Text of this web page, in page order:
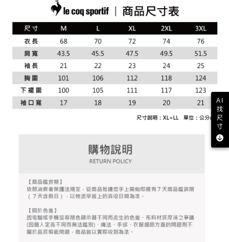
2.透過簡訊連結打開帳單後，可選擇「超商條碼／台灣大直營門市／銀行轉
帳／街口支付／iPASS MONEY」等通路繳費。
【注意事項】
1.本服務係由「台灣大哥大股份有限公司」（以下簡稱本公司）所提供，讓
用戶於交易時，得透過本服務購買商品或服務，並由商店將買賣／分期付款
買賣價金債權讓與本公司後，依約使用本公司帳單繳交帳款。
2.基於同意付款使用「大哥付你分期」之契約關係目的，商店將以您的個人
資料（包含姓名、電話或地址）提供予台灣大哥大進項蒐集、處理及利用，
由本公司與您本人進行分期帳單所需資料之確認、核對及更正。
3.完整用戶服務條款，請詳閱以下連結：
https://oppay.tw/userRule
１．於結帳方式選擇「AFTEE先享後付」後，將跳轉至「AFTEE先享後付」
結帳頁面，進行簡訊認證並確認金額後，即可完成結帳。
２．訂單成立數日內，您將收到繳費通知簡訊。
３．收到繳費通知簡訊後14天內，點擊此簡訊中的連結，可透過四大超商／
ATM／網路銀行／等多元方式進行付款，方視為交易完成。
※ 請注意：結帳手續完成當下不需立刻繳費，但若您需要取消訂單，請聯絡
購買商品的店家。未經商家同意取消之訂單仍視為有效，需透過AFTEE先享
後付繳納相關費用。
※ 交易是否成功請以「AFTEE先享後付 」之結帳頁面顯示為準，若有關於
是否繳費成功／繳費後需取消欲退款等相關疑問，請聯繫「AFTEE先享後付
客戶支援中心」https://netprotections.freshdesk.com/support/home
２．關於個人資料處理事宜，請瀏覽以下網址：
https://aftee.tw/terms/#terms3
「AFTEE先享後付」，若未經同意申辦者引起之損失，本公司不負相關責
４．使用「AFTEE先享後付」時，將依據個別帳號之用戶狀況，依本公司即
時審查核予不同之上限額度；若仍有額度不足之情形，本公司將視審查結果
請求用戶進行身份認證。
５．嚴禁一人註冊多個帳號或使用他人資訊註冊。若發現惡意使用之情形，
恩沛科技股份有限公司將有權停止該用戶之使用額度並採取法律行動。
付款後全家取貨
免運費
萊爾富取貨付款
免運費
付款後萊爾富取貨
免運費
7-11取貨付款
免運費
離島宅配
免運費
AI
找
尺
寸